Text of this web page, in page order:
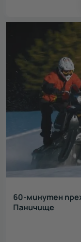
60-минутен
Паничище